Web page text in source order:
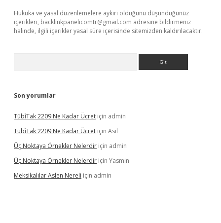
Hukuka ve yasal düzenlemelere aykırı olduğunu düşündüğünüz
içerikleri, backlinkpanelicomtr@gmail.com adresine bildirmeniz
halinde, ilgili içerikler yasal süre içerisinde sitemizden kaldırılacaktır.
Son yorumlar
Tübi̇Tak 2209 Ne Kadar Ücret için admin
Tübi̇Tak 2209 Ne Kadar Ücret için Asil
Üç Noktaya Örnekler Nelerdir için admin
Üç Noktaya Örnekler Nelerdir için Yasmin
Meksikalılar Aslen Nereli için admin